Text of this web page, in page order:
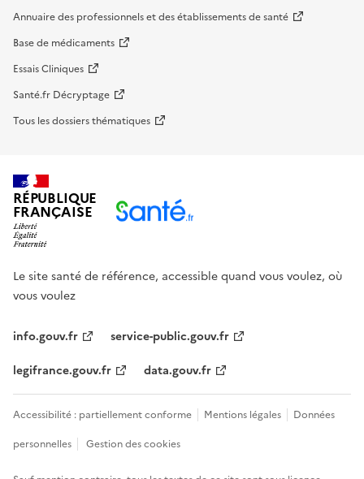
Annuaire des professionnels et des établissements de santé
Base de médicaments
Essais Cliniques
Santé.fr Décryptage
Tous les dossiers thématiques
RÉPUBLIQUE
FRANÇAISE
Le site santé de référence, accessible quand vous voulez, où
vous voulez
info.gouv.fr
service-public.gouv.fr
legifrance.gouv.fr
data.gouv.fr
Accessibilité : partiellement conforme Mentions légales
Données
personnelles
Gestion des cookies